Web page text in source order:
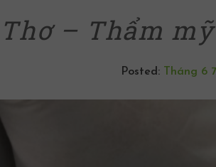
– Thẩm
Posted: Tháng 6